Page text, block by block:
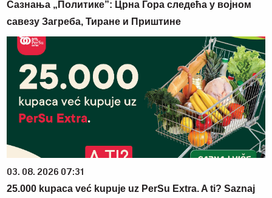
Сазнања „Политике”: Црна Гора следећа у војном
савезу Загреба, Тиране и Приштине
03. 08. 2026 07:31
25.000 kupaca već kupuje uz PerSu Extra. A ti? Saznaj